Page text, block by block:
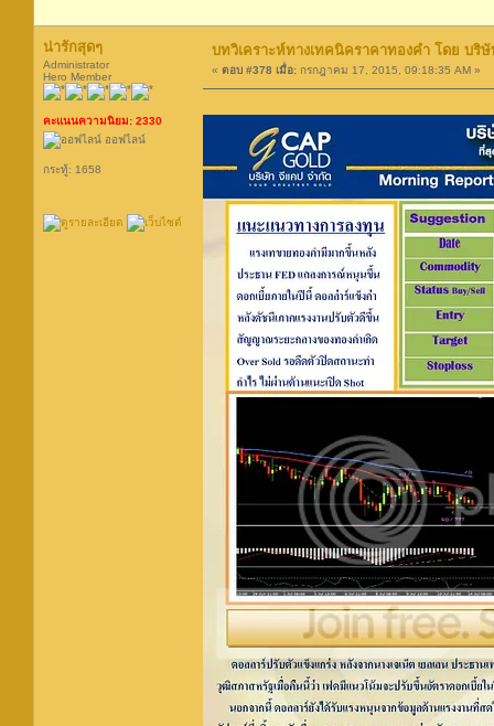
น่ารักสุดๆ
Administrator
Hero Member
คะแนนความนิยม: 2330
ออฟไลน์
กระทู้: 1658
บทวิเคราะห์ทางเทคนิคราคาทองคำ โดย บริษั
« ตอบ #378 เมื่อ: กรกฎาคม 17, 2015, 09:18:35 AM »